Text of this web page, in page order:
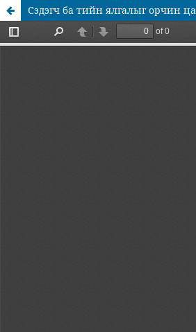
Сэдэгч ба тийн ялгалыг орчин